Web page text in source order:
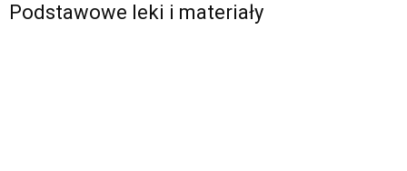
Podstawowe leki i materiały